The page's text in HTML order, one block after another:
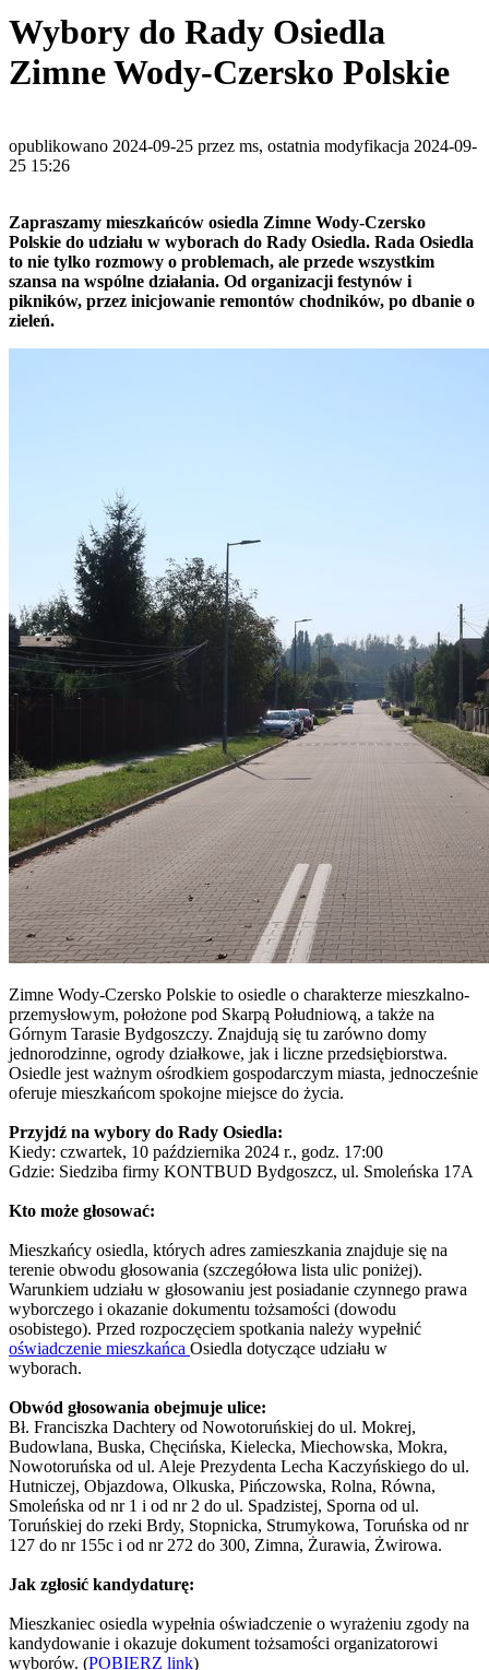
Wybory do Rady Osiedla
Zimne Wody-Czersko Polskie
opublikowano 2024-09-25 przez ms, ostatnia modyfikacja 2024-09-
25 15:26
Zapraszamy mieszkańców osiedla Zimne Wody-Czersko
Polskie do udziału w wyborach do Rady Osiedla. Rada Osiedla
to nie tylko rozmowy o problemach, ale przede wszystkim
szansa na wspólne działania. Od organizacji festynów i
pikników, przez inicjowanie remontów chodników, po dbanie o
zieleń.
Zimne Wody-Czersko Polskie to osiedle o charakterze mieszkalno-
przemysłowym, położone pod Skarpą Południową, a także na
Górnym Tarasie Bydgoszczy. Znajdują się tu zarówno domy
jednorodzinne, ogrody działkowe, jak i liczne przedsiębiorstwa.
Osiedle jest ważnym ośrodkiem gospodarczym miasta, jednocześnie
oferuje mieszkańcom spokojne miejsce do życia.
Przyjdź na wybory do Rady Osiedla:
Kiedy: czwartek, 10 października 2024 r., godz. 17:00
Gdzie: Siedziba firmy KONTBUD Bydgoszcz, ul. Smoleńska 17A
Kto może głosować:
Mieszkańcy osiedla, których adres zamieszkania znajduje się na
terenie obwodu głosowania (szczegółowa lista ulic poniżej).
Warunkiem udziału w głosowaniu jest posiadanie czynnego prawa
wyborczego i okazanie dokumentu tożsamości (dowodu
osobistego). Przed rozpoczęciem spotkania należy wypełnić
oświadczenie mieszkańca Osiedla dotyczące udziału w
wyborach.
Obwód głosowania obejmuje ulice:
Bł. Franciszka Dachtery od Nowotoruńskiej do ul. Mokrej,
Budowlana, Buska, Chęcińska, Kielecka, Miechowska, Mokra,
Nowotoruńska od ul. Aleje Prezydenta Lecha Kaczyńskiego do ul.
Hutniczej, Objazdowa, Olkuska, Pińczowska, Rolna, Równa,
Smoleńska od nr 1 i od nr 2 do ul. Spadzistej, Sporna od ul.
Toruńskiej do rzeki Brdy, Stopnicka, Strumykowa, Toruńska od nr
127 do nr 155c i od nr 272 do 300, Zimna, Żurawia, Żwirowa.
Jak zgłosić kandydaturę:
Mieszkaniec osiedla wypełnia oświadczenie o wyrażeniu zgody na
kandydowanie i okazuje dokument tożsamości organizatorowi
wyborów. (POBIERZ link)